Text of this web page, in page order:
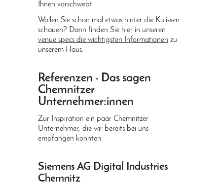
Ihnen vorschwebt.
Wollen Sie schon mal etwas hinter die Kulissen
schauen? Dann finden Sie hier in unseren
venue specs die wichtigsten Informationen zu
unserem Haus.
Referenzen - Das sagen
Chemnitzer
Unternehmer:innen
Zur Inspiration ein paar Chemnitzer
Unternehmer, die wir bereits bei uns
empfangen konnten:
Siemens AG Digital Industries
Chemnitz